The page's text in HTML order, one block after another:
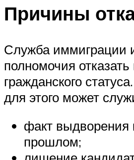
Причины
Служба иммиграции
полномочия
гражданского
для этого может
факт выдворения
прошлом;